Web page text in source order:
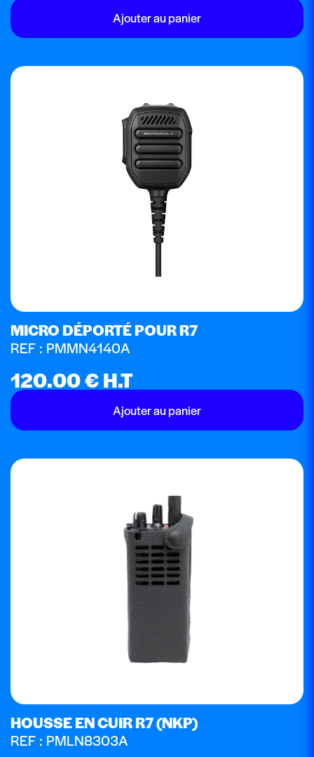
Ajouter au panier
MICRO DÉPORTÉ POUR R7
REF : PMMN4140A
120.00€H.T
Ajouter au panier
HOUSSE EN CUIR R7 (NKP)
REF : PMLN8303A